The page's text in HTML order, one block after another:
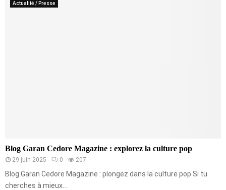
Actualité / Presse
Blog Garan Cedore Magazine : explorez la culture pop
29 juin 2025 0 207
Blog Garan Cedore Magazine : plongez dans la culture pop Si tu
cherches à mieux...